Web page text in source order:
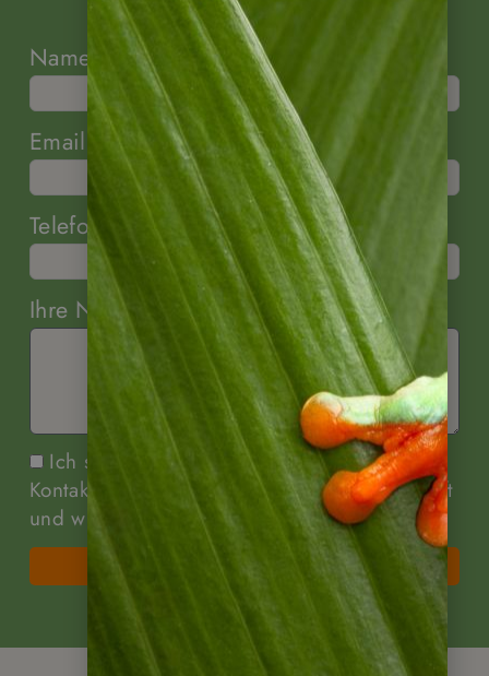
Name
Email
Telefon (optional)
Ihre Nachricht
Ich stimme zu, dass meine Angaben zur
Kontaktaufnahme und für Rückfragen dauerhaft
und widerrufbar gespeichert werden.
Senden